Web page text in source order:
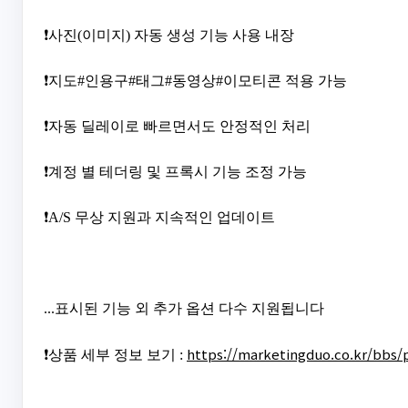
❗사진(이미지) 자동 생성 기능 사용 내장
❗지도#인용구#태그#동영상#이모티콘 적용 가능
❗자동 딜레이로 빠르면서도 안정적인 처리
❗계정 별 테더링 및 프록시 기능 조정 가능
❗A/S 무상 지원과 지속적인 업데이트
...표시된 기능 외 추가 옵션 다수 지원됩니다
❗상품 세부 정보 보기 : https://marketingduo.co.kr/bbs/